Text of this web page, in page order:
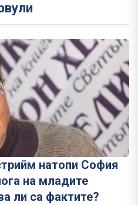
натопи София
на младите
ли са фактите?